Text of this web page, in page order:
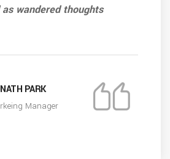
wandered thoughts
PARK
Manager